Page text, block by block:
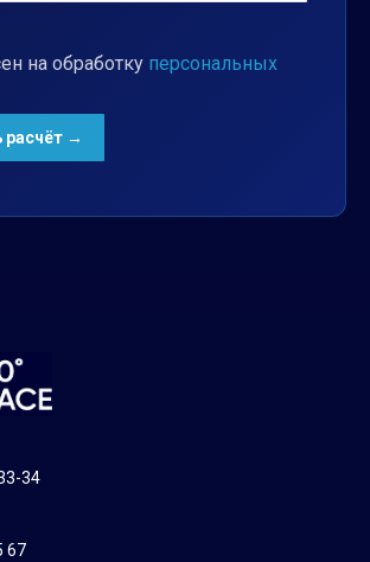
на обработку персональных
34
67